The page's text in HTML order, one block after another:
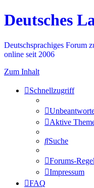
Deutsches
Deutschsprachiges Forum
online seit 2006
Zum Inhalt
Schnellzugriff
Aktive
Suche
Forums-
Impressum
FAQ